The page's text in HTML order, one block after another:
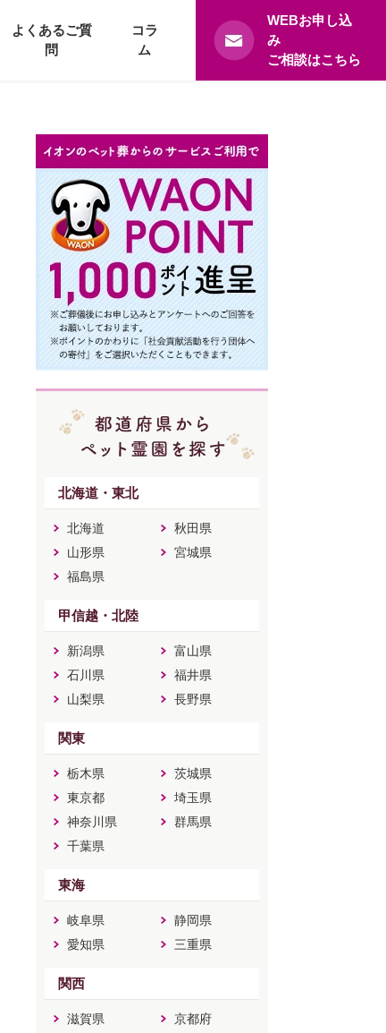
よくあるご質
問
コラ
ム
WEBお申し込
み
ご相談はこちら
北海道・東北
北海道
秋田県
山形県
宮城県
福島県
甲信越・北陸
新潟県
富山県
石川県
福井県
山梨県
長野県
関東
栃木県
茨城県
東京都
埼玉県
神奈川県
群馬県
千葉県
東海
岐阜県
静岡県
愛知県
三重県
関西
滋賀県
京都府